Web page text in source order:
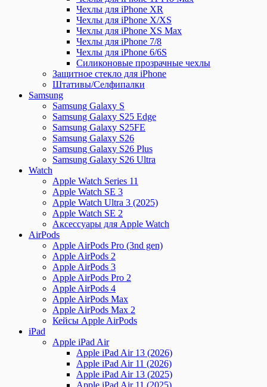
Чехлы для iPhone XR
Чехлы для iPhone X/XS
Чехлы для iPhone XS Max
Чехлы для iPhone 7/8
Чехлы для iPhone 6/6S
Силиконовые прозрачные чехлы
Защитное стекло для iPhone
Штативы/Селфипалки
Samsung
Samsung Galaxy S
Samsung Galaxy S25 Edge
Samsung Galaxy S25FE
Samsung Galaxy S26
Samsung Galaxy S26 Plus
Samsung Galaxy S26 Ultra
Watch
Apple Watch Series 11
Apple Watch SE 3
Apple Watch Ultra 3 (2025)
Apple Watch SE 2
Аксессуары для Apple Watch
AirPods
Apple AirPods Pro (3nd gen)
Apple AirPods 2
Apple AirPods 3
Apple AirPods Pro 2
Apple AirPods 4
Apple AirPods Max
Apple AirPods Max 2
Кейсы Apple AirPods
iPad
Apple iPad Air
Apple iPad Air 13 (2026)
Apple iPad Air 11 (2026)
Apple iPad Air 13 (2025)
Apple iPad Air 11 (2025)